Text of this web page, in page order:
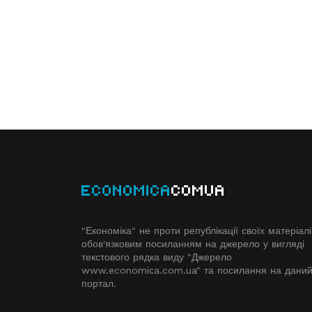
ECONOMICACOMUA
"Економіка" не проти републікації своїх
обов'язковим посиланням на джерело у вигляді
текстового рядка виду "Джерело
www.economiсa.com.ua" та посилання на даний
портал.